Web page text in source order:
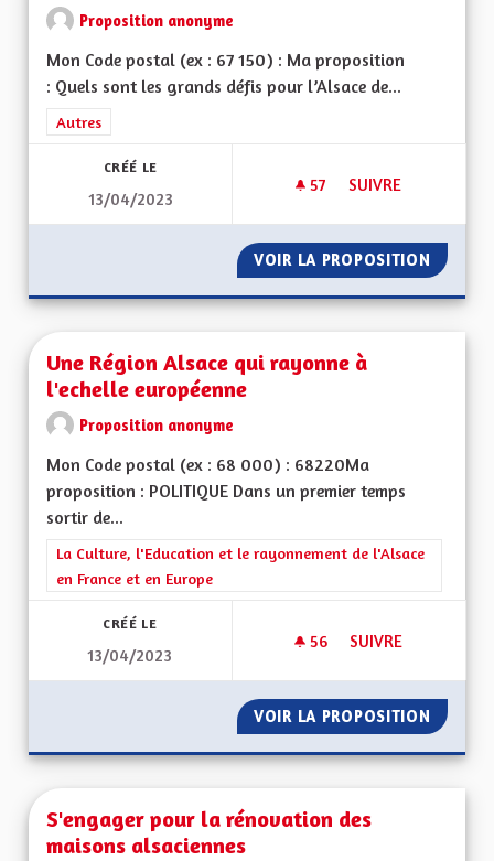
Proposition anonyme
Mon Code postal (ex : 67 150) : Ma proposition
: Quels sont les grands défis pour l’Alsace de...
Filtrer les résultats de la catégorie : Autres
Autres
CRÉÉ LE
13/04/2023
57 57 ABONNÉS
SUIVRE
VOIR LA PROPOSITION POUR
Une Région Alsace qui rayonne à
l'echelle européenne
Proposition anonyme
Mon Code postal (ex : 68 000) : 68220Ma
proposition : POLITIQUE Dans un premier temps
sortir de...
Filtrer les résultats de la catégorie : La Culture, l'Education et
La Culture, l'Education et le rayonnement de l'Alsace
en France et en Europe
CRÉÉ LE
13/04/2023
56 56 ABONNÉS
SUIVRE
VOIR LA PROPOSITION UNE
S'engager pour la rénovation des
maisons alsaciennes